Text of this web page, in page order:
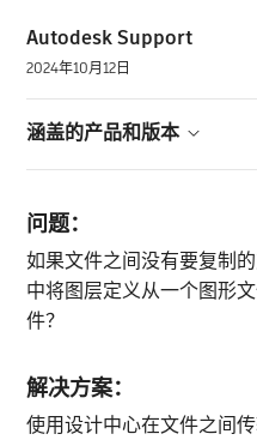
Autodesk Support
2024年10月12日
涵盖的产品和版本
问题：
如果文件之间没有要复制
中将图层定义从一个图形
件？
解决方案：
使用设计中心在文件之间